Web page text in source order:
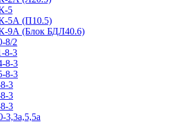
5
5А (П10.5)
9А (Блок БДЛ40.6)
8/2
8-3
8-3
8-3
3
3
3
3,3а,5,5а